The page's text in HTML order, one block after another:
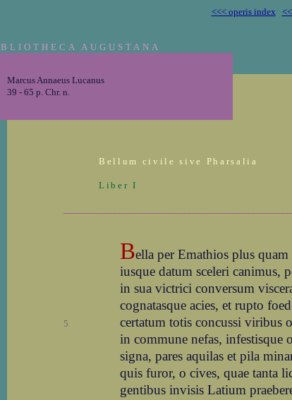
<<< operis index
AUGUSTANA
Marcus Annaeus Lucanus
39 - 65 p. Chr. n.
Bellum civile sive Pharsalia
Liber I
Bella per Emathios plus
iusque datum sceleri canimus,
in sua victrici conversum
cognatasque acies, et rupto
5
certatum totis concussi viribus
in commune nefas, infestisque
signa, pares aquilas et pila
quis furor, o cives, quae tanta
gentibus invisis Latium